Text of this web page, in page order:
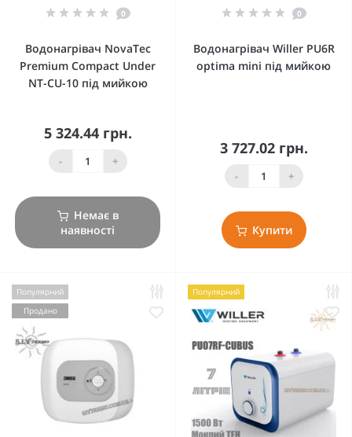
0
Водонагрівач NovaTec
Premium Compact Under
NT-CU-10 під мийкою
5 324.44 грн.
- +
Немає в
наявності
0
Водонагрівач Willer PU6R
optima mini під мийкою
3 727.02 грн.
- +
Купити
Популярний
Продано
Популярний